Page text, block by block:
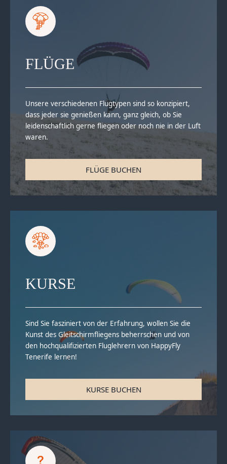
FLÜGE
Unsere verschiedenen Flugtypen sind so konzipiert,
dass jeder sie genießen kann, ganz gleich, ob Sie
leidenschaftlich gerne fliegen oder noch nie in der Luft
waren.
FLÜGE BUCHEN
KURSE
Sind Sie fasziniert von der Erfahrung, wollen Sie die
Kunst des Gleitschirmfliegens beherrschen und von
den hochqualifizierten Fluglehrern von HappyFly
Tenerife lernen!
KURSE BUCHEN